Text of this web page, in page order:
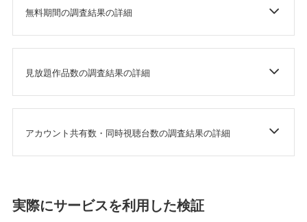
無料期間の調査結果の詳細
見放題作品数の調査結果の詳細
アカウント共有数・同時視聴台数の調査結果の詳細
実際にサービスを利用した検証